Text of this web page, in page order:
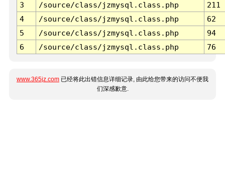
3 /source/class/jzmysql.class.php
211
4
/source/class/jzmysql.class.php
62
5
/source/class/jzmysql.class.php
94
6
/source/class/jzmysql.class.php 76
www.365jz.com 已经将此出错信息详细记录, 由此给您带来的访问不便我
们深感歉意.